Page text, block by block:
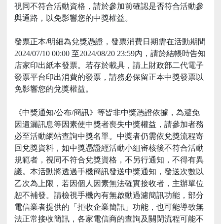
視同不符合活動資格，請於參加前確認是否符合活動參
與通路，以免影響您的中獎權益。
發票正本/明細為兌獎憑證，發票消費日期需在活動期間
2024/07/10 00:00 至2024/08/20 23:59內，請於結帳時告知
店家印出紙本發票。若存於載具，請上財政部二代電子
發票平台印出消費的發票，請務必保留正本中獎發票以
免影響您的兌獎權益。
《中獎通知/公布/簡訊》等皆非中獎憑證依據，為避免
因遺漏訊息等因素使中獎者喪失中獎權益，請參加者務
必至活動網站查詢中獎名單。中獎者仍需依兌獎流程寄
回兌獎資料，如中獎憑證經活動小組審核後不符合活動
規範者，視同不符合兌獎資格，不另行通知，不得有異
議。本活動將透過手機簡訊發送中獎通知，發送次數以
乙次為上限，若因個人因素無法確實接收者，主辦單位
恕不補發。請檢視手機內有無啟動過濾簡訊功能，部分
電信業者提供的「拒收企業簡訊」功能，也可能導致無
法正常接收簡訊，各家電信商的查詢及關閉流程可能不